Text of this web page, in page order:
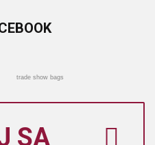
trade show bags
SA